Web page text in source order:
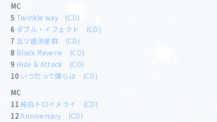
MC
5 Twinkle way
(CD)
6 ダブル・イフェクト
(CD)
7 五ツ座流星群
(CD)
8 Black Reverie
(CD)
9 Hide & Attack
(CD)
10 いつだって僕らは
(CD)
MC
11 純白トロイメライ
(CD)
12Anniversary
(CD)